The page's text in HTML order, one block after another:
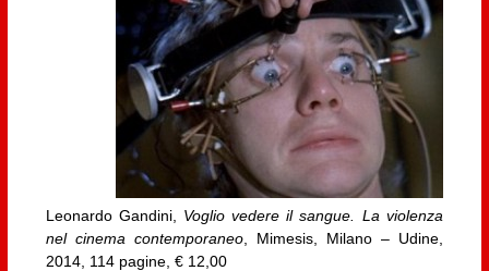
Leonardo Gandini, Voglio vedere il sangue. La violenza
nel cinema contemporaneo, Mimesis, Milano – Udine,
2014, 114 pagine, € 12,00